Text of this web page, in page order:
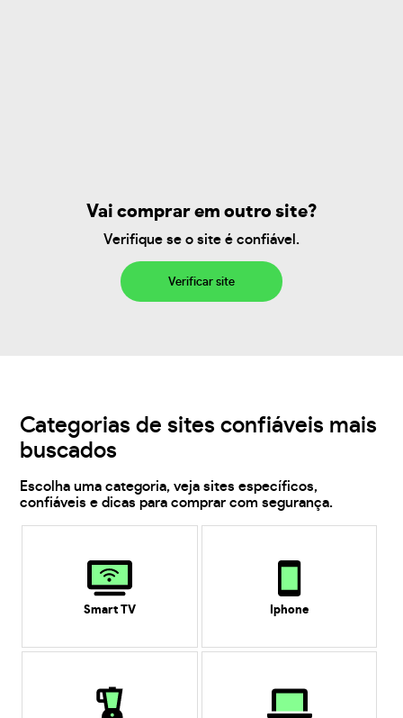
Vai comprar em outro site?
Verifique se o site é confiável.
Verificar site
Categorias de sites confiáveis mais
buscados
Escolha uma categoria, veja sites específicos,
confiáveis e dicas para comprar com segurança.
Smart TV Iphone